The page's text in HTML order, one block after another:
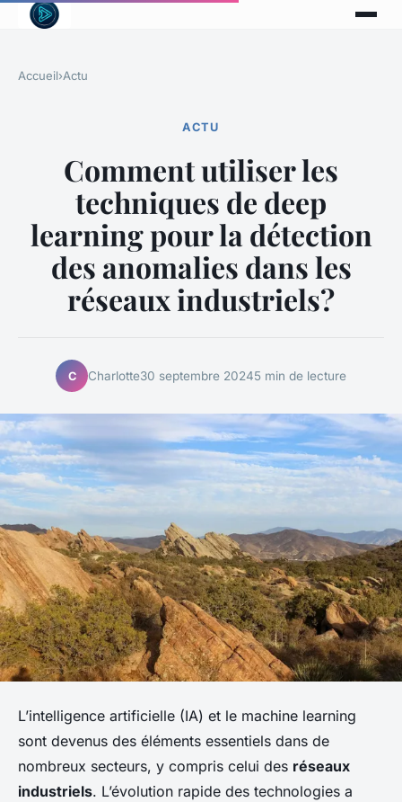
Accueil›Actu
ACTU
Comment utiliser les
techniques de deep
learning pour la détection
des anomalies dans les
réseaux industriels?
C Charlotte30 septembre 20245 min de lecture
L’intelligence artificielle (IA) et le machine learning
sont devenus des éléments essentiels dans de
nombreux secteurs, y compris celui des réseaux
industriels. L’évolution rapide des technologies a